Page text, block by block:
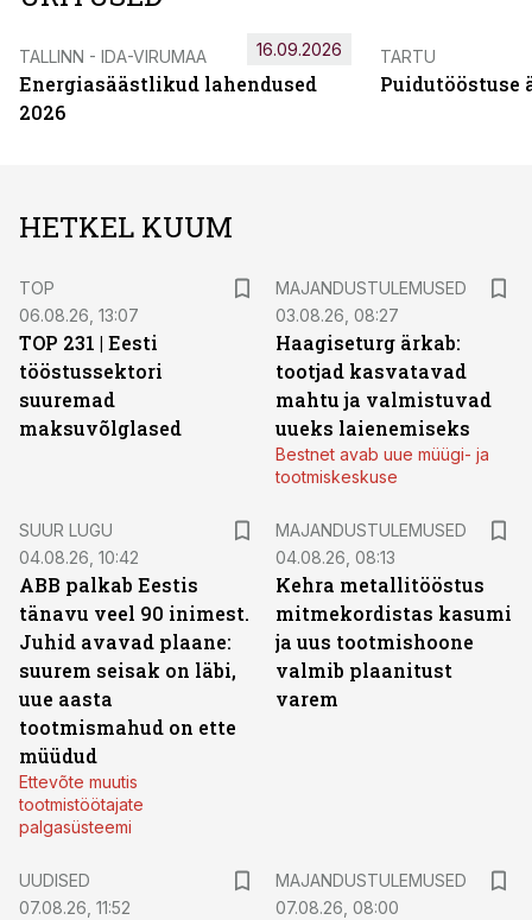
TALLINN - IDA-VIRUMAA
Energiasäästlikud lahendused
2026
16.09.2026 TARTU
Puidutööstuse
HETKEL KUUM
TOP
06.08.26, 13:07
TOP 231 | Eesti
tööstussektori
suuremad
maksuvõlglased
MAJANDUSTULEMUSED
03.08.26, 08:27
Haagiseturg ärkab:
tootjad kasvatavad
mahtu ja valmistuvad
uueks laienemiseks
Bestnet avab uue müügi- ja
tootmiskeskuse
SUUR LUGU
04.08.26, 10:42
ABB palkab Eestis
tänavu veel 90 inimest.
Juhid avavad plaane:
suurem seisak on läbi,
uue aasta
tootmismahud on ette
müüdud
Ettevõte muutis
tootmistöötajate
palgasüsteemi
MAJANDUSTULEMUSED
04.08.26, 08:13
Kehra metallitööstus
mitmekordistas kasumi
ja uus tootmishoone
valmib plaanitust
varem
UUDISED
07.08.26, 11:52
MAJANDUSTULEMUSED
07.08.26, 08:00